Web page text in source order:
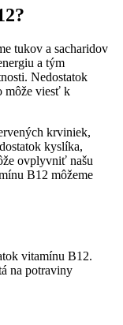
tukov a sacharidov
a tým
Nedostatok
môže viesť k
krviniek,
kyslíka,
ovplyvniť našu
B12 môžeme
vitamínu B12.
na potraviny